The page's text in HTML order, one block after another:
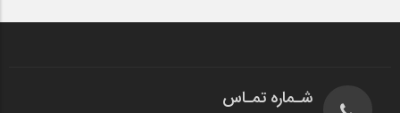
شـماره تمـاس